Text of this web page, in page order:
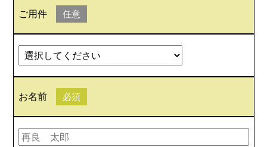
ご用件 任意
お名前 必須